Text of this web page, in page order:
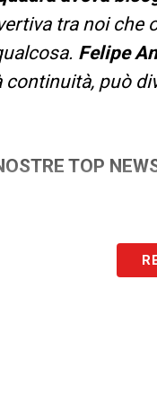
tra noi che
Felipe
continuità, può
TOP